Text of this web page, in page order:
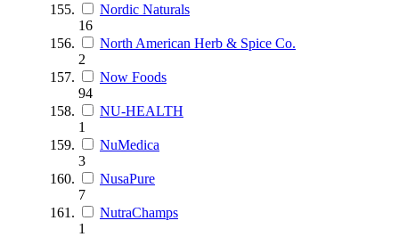
Nordic Naturals
16
North American Herb & Spice Co.
2
Now Foods
94
NU-HEALTH
1
NuMedica
3
NusaPure
7
NutraChamps
1